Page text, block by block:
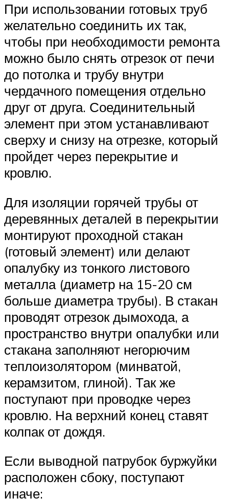
При использовании готовых труб
желательно соединить их так,
чтобы при необходимости ремонта
можно было снять отрезок от печи
до потолка и трубу внутри
чердачного помещения отдельно
друг от друга. Соединительный
элемент при этом устанавливают
сверху и снизу на отрезке, который
пройдет через перекрытие и
кровлю.
Для изоляции горячей трубы от
деревянных деталей в перекрытии
монтируют проходной стакан
(готовый элемент) или делают
опалубку из тонкого листового
металла (диаметр на 15-20 см
больше диаметра трубы). В стакан
проводят отрезок дымохода, а
пространство внутри опалубки или
стакана заполняют негорючим
теплоизолятором (минватой,
керамзитом, глиной). Так же
поступают при проводке через
кровлю. На верхний конец ставят
колпак от дождя.
Если выводной патрубок буржуйки
расположен сбоку, поступают
иначе: